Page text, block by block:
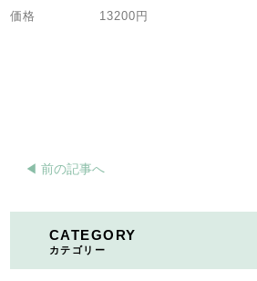
価格 13200円
◀︎ 前の記事へ
CATEGORY
カテゴリー